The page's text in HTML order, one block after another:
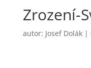
Zrození-
autor: Josef Dolák|